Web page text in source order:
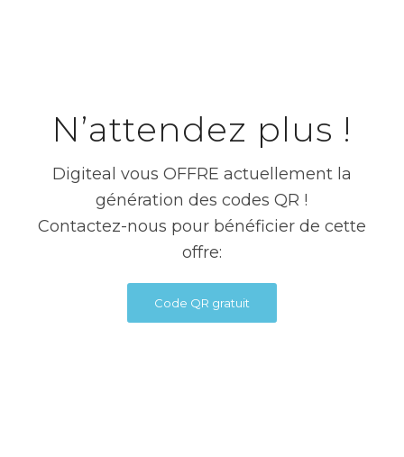
N’attendez plus !
Digiteal vous OFFRE actuellement la
génération des codes QR !
Contactez-nous pour bénéficier de cette
offre:
Code QR gratuit